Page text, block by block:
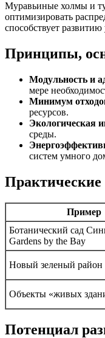
Муравьиные холмы и
оптимизировать
способствует
Принципы,
Модульность и
мере
Минимум
ресурсов.
Экологическая
среды.
систем умного
Практические
Пример
Ботанический сад
Gardens by the Bay
Новый зеленый район
Объекты «живых
Потенциал